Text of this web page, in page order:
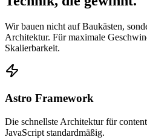
Wir bauen nicht auf Baukästen,
Architektur. Für maximale
Skalierbarkeit.
Astro Framework
Die schnellste Architektur für
JavaScript standardmäßig.